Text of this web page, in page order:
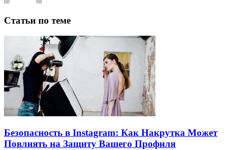
Статьи по теме
Безопасность в Instagram: Как Накрутка Может
Повлиять на Защиту Вашего Профиля